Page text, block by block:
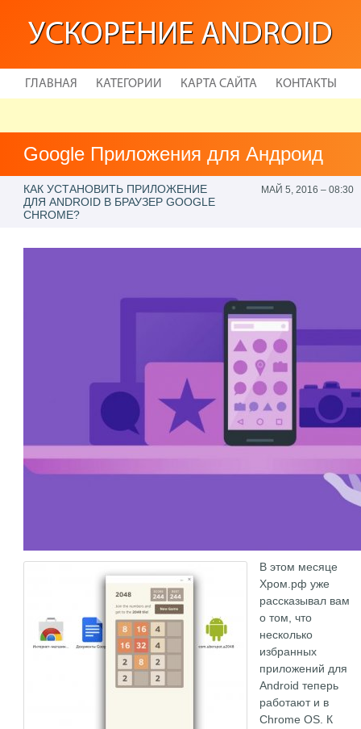
УСКОРЕНИЕ ANDROID
ГЛАВНАЯ КАТЕГОРИИ КАРТА САЙТА КОНТАКТЫ
Google Приложения для Андроид
КАК УСТАНОВИТЬ ПРИЛОЖЕНИЕ
ДЛЯ ANDROID В БРАУЗЕР GOOGLE
CHROME?
МАЙ 5, 2016 – 08:30
В этом месяце
Хром.рф уже
рассказывал вам
о том, что
несколько
избранных
приложений для
Android теперь
работают и в
Chrome OS. К